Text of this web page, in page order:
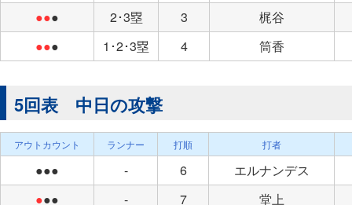
●●● 2･3塁 3
梶谷
●●● 1･2･3塁 4 筒香
5回表 中日の攻撃
アウトカウント ランナー 打順 打者
●●● - 6
エルナンデス
●●● - 7 堂上